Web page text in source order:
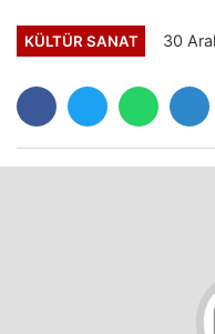
KÜLTÜR SANAT 30